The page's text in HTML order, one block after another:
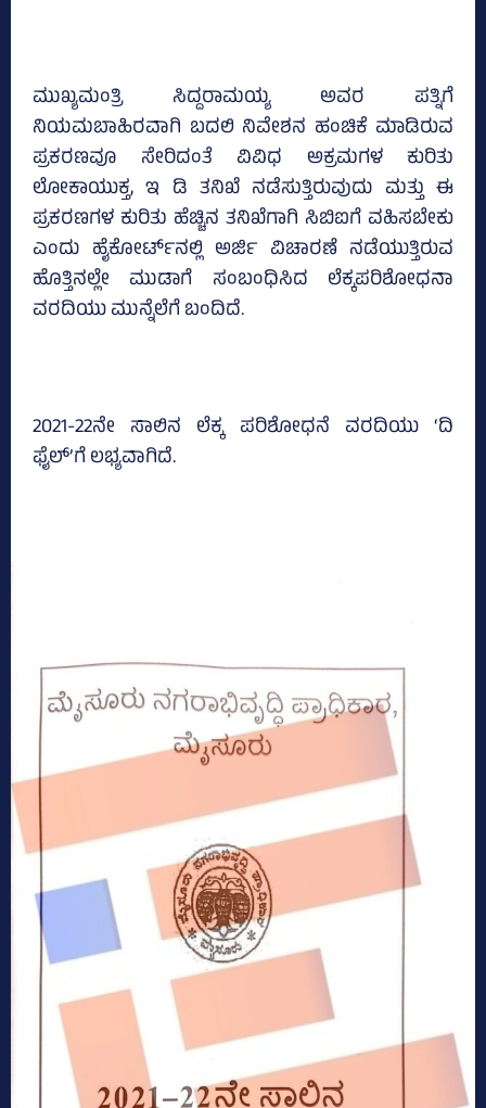
ಮುಖ್ಯಮಂತ್ರಿ ಸಿದ್ದರಾಮಯ್ಯ ಅವರ ಪತ್ನಿಗೆ
ನಿಯಮಬಾಹಿರವಾಗಿ ಬದಲಿ ನಿವೇಶನ ಹಂಚಿಕೆ ಮಾಡಿರುವ
ಪ್ರಕರಣವೂ ಸೇರಿದಂತೆ ವಿವಿಧ ಅಕ್ರಮಗಳ ಕುರಿತು
ಲೋಕಾಯುಕ್ತ, ಇ ಡಿ ತನಿಖೆ ನಡೆಸುತ್ತಿರುವುದು ಮತ್ತು ಈ
ಪ್ರಕರಣಗಳ ಕುರಿತು ಹೆಚ್ಚಿನ ತನಿಖೆಗಾಗಿ ಸಿಬಿಐಗೆ ವಹಿಸಬೇಕು
ಎಂದು ಹೈಕೋರ್ಟ್‌ನಲ್ಲಿ ಅರ್ಜಿ ವಿಚಾರಣೆ ನಡೆಯುತ್ತಿರುವ
ಹೊತ್ತಿನಲ್ಲೇ ಮುಡಾಗೆ ಸಂಬಂಧಿಸಿದ ಲೆಕ್ಕಪರಿಶೋಧನಾ
ವರದಿಯು ಮುನ್ನೆಲೆಗೆ ಬಂದಿದೆ.
2021-22ನೇ ಸಾಲಿನ ಲೆಕ್ಕ ಪರಿಶೋಧನೆ ವರದಿಯು ‘ದಿ
ಫೈಲ್‌’ಗೆ ಲಭ್ಯವಾಗಿದೆ.